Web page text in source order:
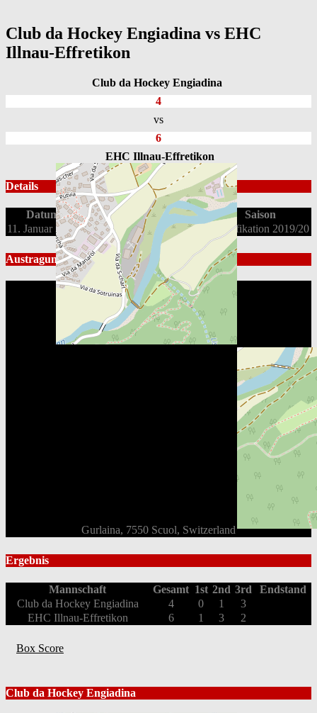
Club da Hockey Engiadina vs EHC
Illnau-Effretikon
Club da Hockey Engiadina
4
vs
6
EHC Illnau-Effretikon
Details
Datum Spielbeginn Liga
Saison
11. Januar 2020
19:30 2. Liga OST Qualifikation 2019/20
Austragungsort
Eishalle Gurlaina
Gurlaina, 7550 Scuol, Switzerland
Ergebnis
Mannschaft Gesamt 1st 2nd 3rd
Endstand
Club da Hockey Engiadina
4 0 1
3
EHC Illnau-Effretikon
6 1 3 2
Box Score
Club da Hockey Engiadina